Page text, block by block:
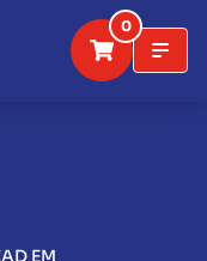
0
EM